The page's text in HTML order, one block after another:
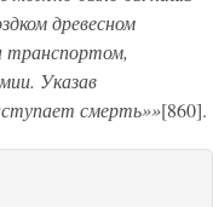
древесном
транспортом,
Указав
смерть»»[860].